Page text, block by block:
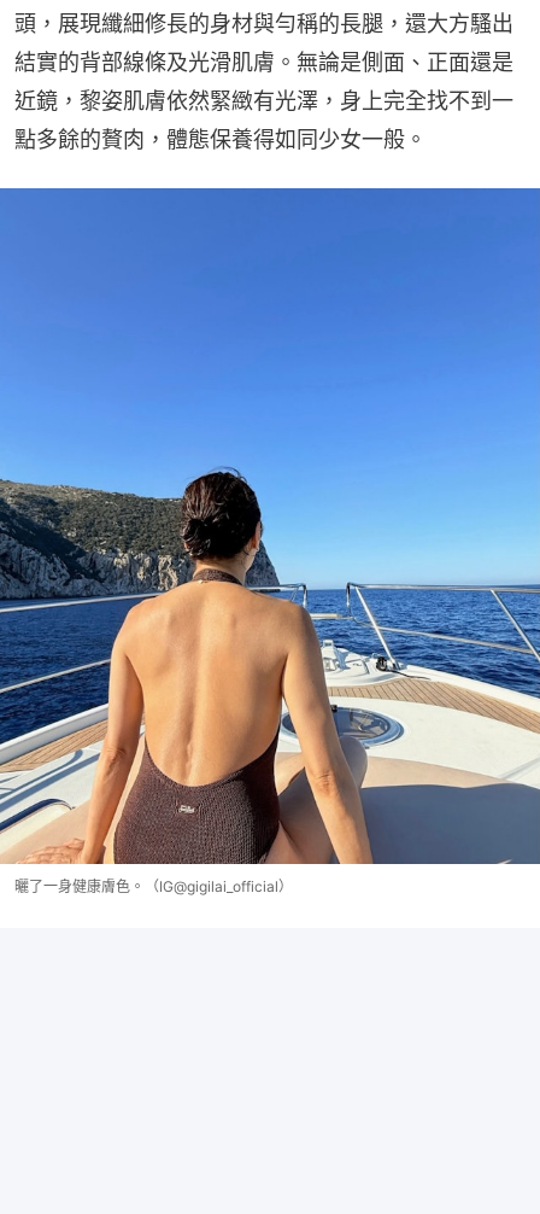
頭，展現纖細修長的身材與勻稱的長腿，還大方騷出
結實的背部線條及光滑肌膚。無論是側面、正面還是
近鏡，黎姿肌膚依然緊緻有光澤，身上完全找不到一
點多餘的贅肉，體態保養得如同少女一般。
曬了一身健康膚色。（IG@gigilai_official）